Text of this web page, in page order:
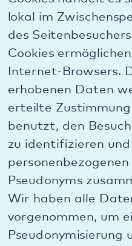
Die Cookies werden auf
gespeichert und von
übermittelt. Die IP-
Verarbeitung und vor
anonymisiert. Daher
Kontrolle über die
eine Änderung der
Internetbrowser
Cookies deaktivieren
gespeicherte Cookies
werden. Dies kann
Eine solche „Do-Not-
Browsers wird von uns
weiteren Erhebung und
personenbezogenen